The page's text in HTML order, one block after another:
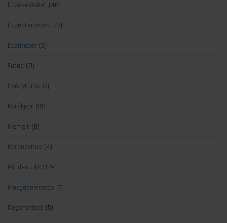
Edzéselmélet (48)
Edzéstervezés (27)
Edzőtábor (2)
Futás (71)
Gyógytorna (7)
Kerékpár (19)
Kiemelt (8)
Koronavírus (4)
Minden cikk (139)
Mozgáselemzés (7)
Regeneráció (5)